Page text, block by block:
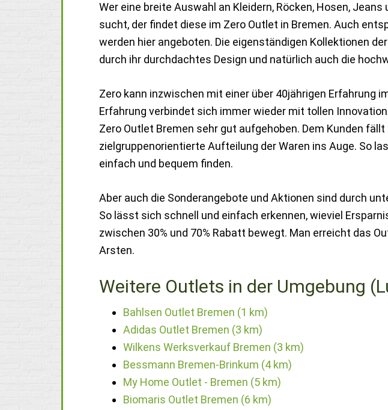
Wer eine breite Auswahl an Kleidern, Röcken, Hosen,
sucht, der findet diese im Zero Outlet in Bremen. Auch
werden hier angeboten. Die eigenständigen Kollektionen
durch ihr durchdachtes Design und natürlich auch die
Zero kann inzwischen mit einer über 40jährigen Erfahrung
Erfahrung verbindet sich immer wieder mit tollen
Zero Outlet Bremen sehr gut aufgehoben. Dem Kunden
zielgruppenorientierte Aufteilung der Waren ins Auge. So
einfach und bequem finden.
Aber auch die Sonderangebote und Aktionen sind durch
So lässt sich schnell und einfach erkennen, wieviel
zwischen 30% und 70% Rabatt bewegt. Man erreicht das
Arsten.
Weitere Outlets in der Umgebung
Bahlsen Outlet Bremen (1 km)
Adidas Outlet Bremen (3 km)
Wilkens Werksverkauf Bremen (3 km)
Bessmann Bremen-Brinkum (4 km)
My Home Outlet - Bremen (5 km)
Biomaris Outlet Bremen (6 km)